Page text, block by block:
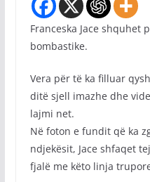
Franceska Jace shquhet
bombastike.
Vera për të ka filluar
ditë sjell imazhe dhe
lajmi net.
Në foton e fundit që ka
ndjekësit, Jace shfaqet
fjalë me këto linja